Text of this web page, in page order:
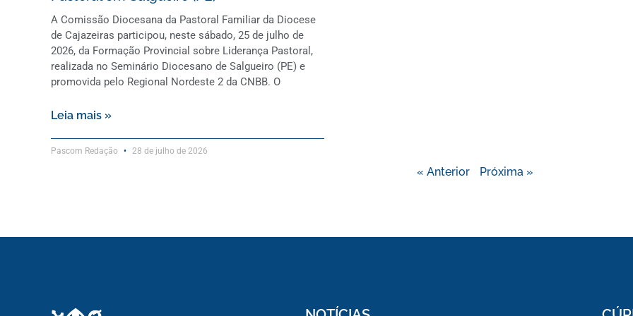
A Comissão Diocesana da Pastoral Familiar da Diocese
de Cajazeiras participou, neste sábado, 25 de julho de
2026, da Formação Provincial sobre Liderança Pastoral,
realizada no Seminário Diocesano de Salgueiro (PE) e
promovida pelo Regional Nordeste 2 da CNBB. O
Leia mais »
Pascom Redação 28 de julho de 2026
« Anterior Próxima »